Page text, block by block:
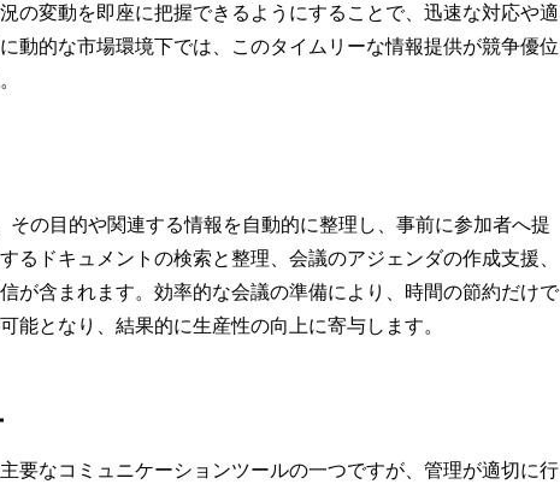
の変動を即座に把握できるようにすることで、迅速な対応や適
動的な市場環境下では、このタイムリーな情報提供が競争優位
の目的や関連する情報を自動的に整理し、事前に参加者へ提
るドキュメントの検索と整理、会議のアジェンダの作成支援、
が含まれます。効率的な会議の準備により、時間の節約だけで
能となり、結果的に生産性の向上に寄与します。
要なコミュニケーションツールの一つですが、管理が適切に行